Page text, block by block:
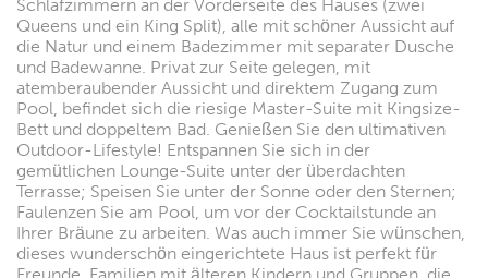
Schlafzimmern an der Vorderseite des Hauses (zwei
Queens und ein King Split), alle mit schöner Aussicht auf
die Natur und einem Badezimmer mit separater Dusche
und Badewanne. Privat zur Seite gelegen, mit
atemberaubender Aussicht und direktem Zugang zum
Pool, befindet sich die riesige Master-Suite mit Kingsize-
Bett und doppeltem Bad. Genießen Sie den ultimativen
Outdoor-Lifestyle! Entspannen Sie sich in der
gemütlichen Lounge-Suite unter der überdachten
Terrasse; Speisen Sie unter der Sonne oder den Sternen;
Faulenzen Sie am Pool, um vor der Cocktailstunde an
Ihrer Bräune zu arbeiten. Was auch immer Sie wünschen,
dieses wunderschön eingerichtete Haus ist perfekt für
Freunde, Familien mit älteren Kindern und Gruppen, die